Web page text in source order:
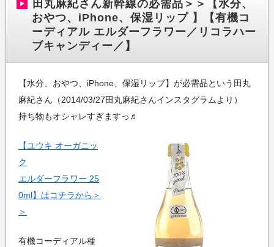
田丸麻紀さん新幹線の必需品＞＞【水分、
おやつ、iPhone、保湿リップ 】【有機コ
ーディアル エルダーフラワー／リコラハー
ブキャンディー／】
【水分、おやつ、iPhone、保湿リップ】が必需品という田丸
麻紀さん（2014/03/27田丸麻紀さんインスタグラムより）
持ち物もオシャレすぎますっ♬
【ユウキ オーガニッ
ク
エルダーフラワー 25
0ml】はコチラから＞
＞
有機コーディアル種